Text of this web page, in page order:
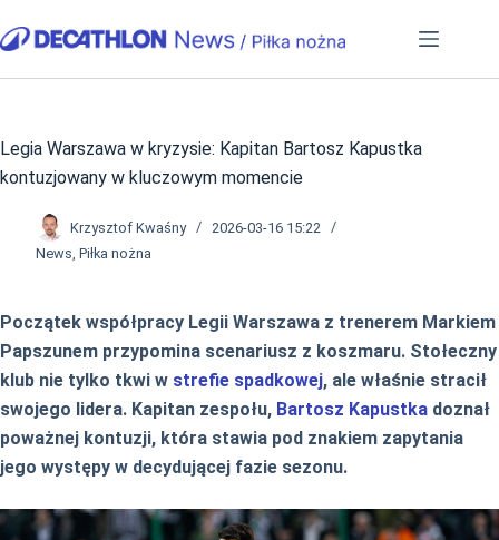
do
Legia Warszawa w kryzysie: Kapitan Bartosz Kapustka
kontuzjowany w kluczowym momencie
Krzysztof Kwaśny
2026-03-16 15:22
News, Piłka nożna
Początek współpracy Legii Warszawa z trenerem Markiem
Papszunem przypomina scenariusz z koszmaru. Stołeczny
klub nie tylko tkwi w strefie spadkowej, ale właśnie stracił
swojego lidera. Kapitan zespołu, Bartosz Kapustka doznał
poważnej kontuzji, która stawia pod znakiem zapytania
jego występy w decydującej fazie sezonu.